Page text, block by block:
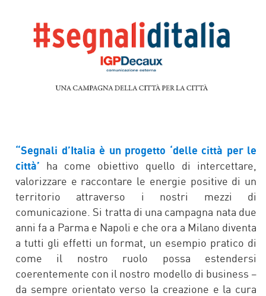
“Segnali d’Italia è un progetto ‘delle città per le
città’ ha come obiettivo quello di intercettare,
valorizzare e raccontare le energie positive di un
territorio attraverso i nostri mezzi di
comunicazione. Si tratta di una campagna nata due
anni fa a Parma e Napoli e che ora a Milano diventa
a tutti gli effetti un format, un esempio pratico di
come il nostro ruolo possa estendersi
coerentemente con il nostro modello di business –
da sempre orientato verso la creazione e la cura